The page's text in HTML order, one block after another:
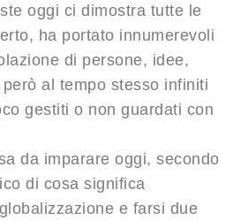
oggi ci dimostra tutte le
ha portato innumerevoli
di persone, idee,
al tempo stesso infiniti
gestiti o non guardati con
da imparare oggi, secondo
di cosa significa
e farsi due